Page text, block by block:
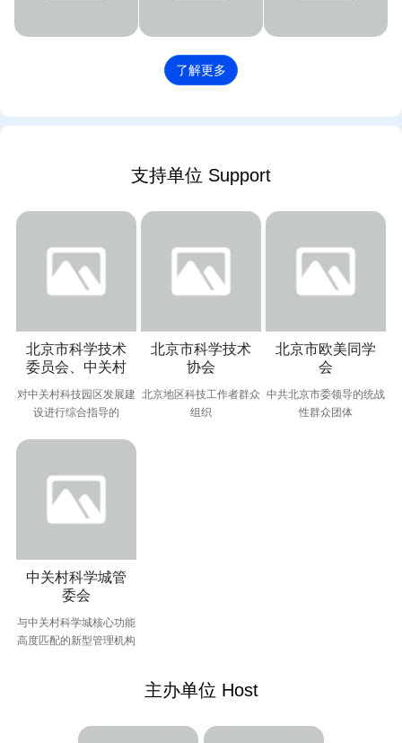
了解更多
支持单位 Support
北京市科学技术
委员会、中关村
员会
对中关村科技园区发展建
设进行综合指导的
北京市科学技术
协会
北京地区科技工作者群众
组织
北京市欧美同学
会
员联谊会）
中共北京市委领导的统战
性群众团体
中关村科学城管
委会
与中关村科学城核心功能
高度匹配的新型管理机构
主办单位 Host